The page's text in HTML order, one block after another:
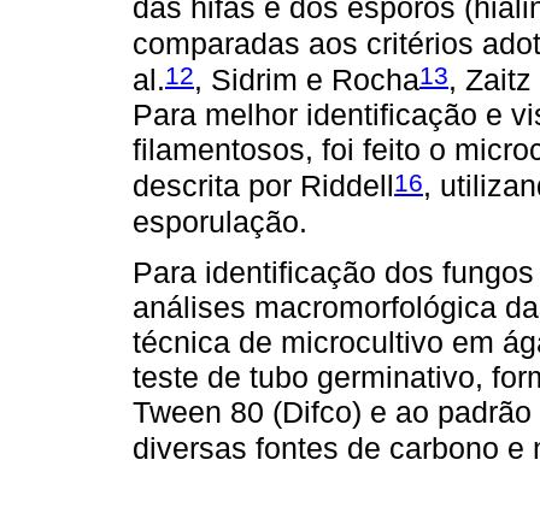
comparadas aos critérios
al.12, Sidrim e Rocha13,
Para melhor identificação e
filamentosos, foi feito o
descrita por Riddell16,
esporulação.
Para identificação dos
análises macromorfológica
técnica de microcultivo em
teste de tubo germinativo,
Tween 80 (Difco) e ao
diversas fontes de carbono e